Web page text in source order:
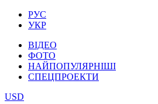
РУС
УКР
ВІДЕО
ФОТО
НАЙПОПУЛЯРНІШІ
СПЕЦПРОЕКТИ
USD